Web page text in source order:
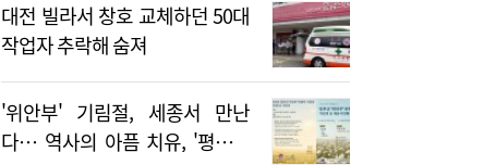
대전 빌라서 창호 교체하던 50대
작업자 추락해 숨져
'위안부' 기림절, 세종서 만난
다… 역사의 아픔 치유, '평화의